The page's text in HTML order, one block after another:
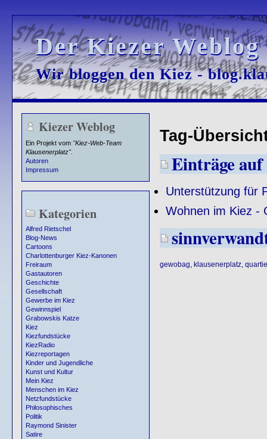
Der Kiezer
Der Kiezer
Wir bloggen den Kiez -
Wir bloggen den Kiez -
Kiezer Weblog
Ein Projekt vom "Kiez-Web-Team
Klausenerplatz".
Autoren
Impressum
Kategorien
Alfred Rietschel
Blog-News
Cartoons
Charlottenburger Kiez-Kanonen
Freiraum
Gastautoren
Geschichte
Gesellschaft
Gewerbe im Kiez
Gewinnspiel
Grabowskis Katze
Kiez
Kiezfundstücke
KiezRadio
Kiezreportagen
Kinder und Jugendliche
Kunst und Kultur
Mein Kiez
Menschen im Kiez
Netzfundstücke
Philosophisches
Politik
Raymond Sinister
Satire
Tag-
Einträge
Unterstützung für
Wohnen im Kiez -
gewobag klausenerplatz,